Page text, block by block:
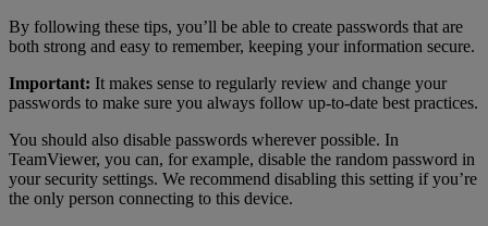
By following these tips, you’ll be able to create passwords that are
both strong and easy to remember, keeping your information secure.
Important: It makes sense to regularly review and change your
passwords to make sure you always follow up-to-date best practices.
You should also disable passwords wherever possible. In
TeamViewer, you can, for example, disable the random password in
your security settings. We recommend disabling this setting if you’re
the only person connecting to this device.